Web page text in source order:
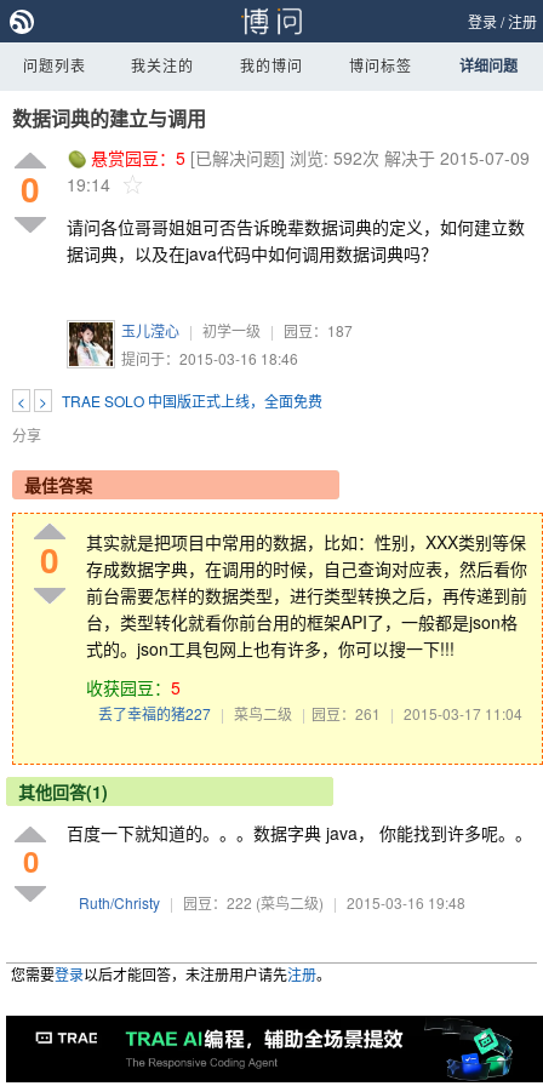
登录/注册
问题列表 我关注的 我的博问 博问标签 详细问题
数据词典的建立与调用
0
悬赏园豆： 5 [已解决问题] 浏览: 592次 解决于 2015-07-09
19:14
请问各位哥哥姐姐可否告诉晚辈数据词典的定义，如何建立数
据词典，以及在java代码中如何调用数据词典吗？
玉儿滢心 | 初学一级 | 园豆： 187
提问于：2015-03-16 18:46
< >
TRAE SOLO 中国版正式上线，全面免费
分享
最佳答案
0
其实就是把项目中常用的数据，比如：性别，XXX类别等保
存成数据字典，在调用的时候，自己查询对应表，然后看你
前台需要怎样的数据类型，进行类型转换之后，再传递到前
台，类型转化就看你前台用的框架API了，一般都是json格
式的。json工具包网上也有许多，你可以搜一下!!!
收获园豆： 5
丢了幸福的猪227 | 菜鸟二级 | 园豆：261 | 2015-03-17 11:04
其他回答(1)
0
百度一下就知道的。。。数据字典 java， 你能找到许多呢。。
Ruth/Christy | 园豆：222 (菜鸟二级) | 2015-03-16 19:48
您需要登录以后才能回答，未注册用户请先注册。